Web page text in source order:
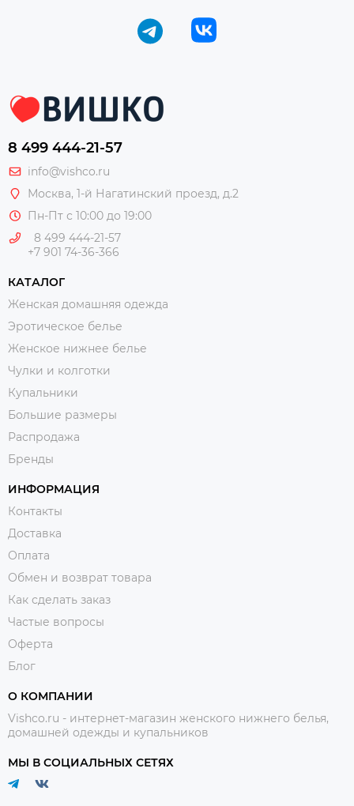
8 499 444-21-57
info@vishco.ru
Москва, 1-й Нагатинский проезд, д.2
Пн-Пт с 10:00 до 19:00
8 499 444-21-57
+7 901 74-36-366
КАТАЛОГ
Женская домашняя одежда
Эротическое белье
Женское нижнее белье
Чулки и колготки
Купальники
Большие размеры
Распродажа
Бренды
ИНФОРМАЦИЯ
Контакты
Доставка
Оплата
Обмен и возврат товара
Как сделать заказ
Частые вопросы
Оферта
Блог
О КОМПАНИИ
Vishco.ru - интернет-магазин женского нижнего белья,
домашней одежды и купальников
МЫ В СОЦИАЛЬНЫХ СЕТЯХ